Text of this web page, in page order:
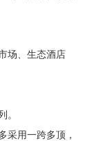
场、生态酒店
。
采用一跨多顶，